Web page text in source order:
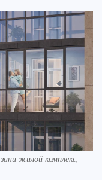
жилой комплекс,